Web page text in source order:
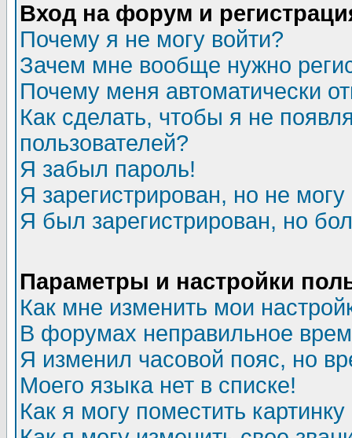
Вход на форум и
Почему я не могу войти?
Зачем мне вообще нужно
Почему меня автоматически
Как сделать, чтобы я не
пользователей?
Я забыл пароль!
Я зарегистрирован, но не могу
Я был зарегистрирован, но
Параметры и настройки
Как мне изменить мои
В форумах неправильное
Я изменил часовой пояс, но
Моего языка нет в списке!
Как я могу поместить